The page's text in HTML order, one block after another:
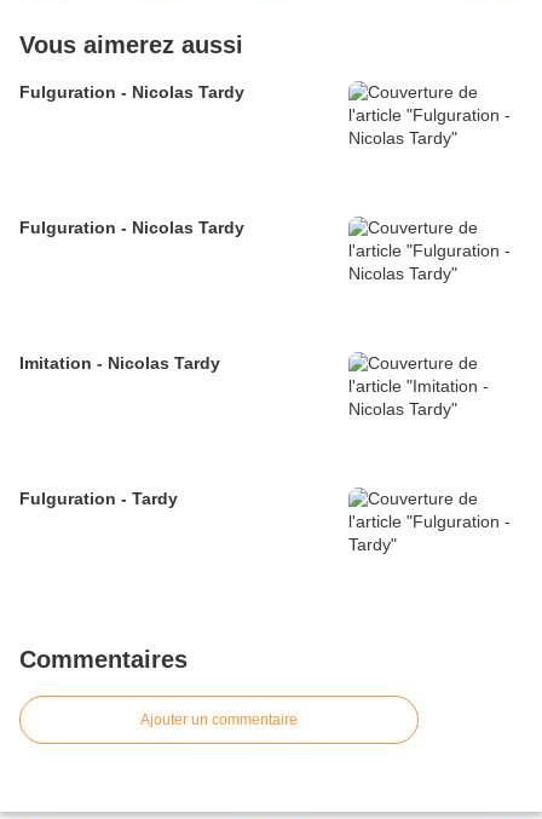
Vous aimerez aussi
Fulguration - Nicolas Tardy
Fulguration - Nicolas Tardy
Imitation - Nicolas Tardy
Fulguration - Tardy
Commentaires
Ajouter un commentaire